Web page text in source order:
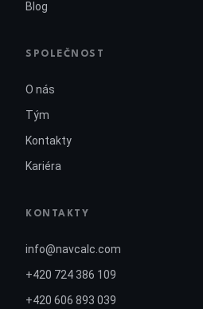
Blog
SPOLEČNOST
O nás
Tým
Kontakty
Kariéra
KONTAKTY
info@navcalc.com
+420 724 386 109
+420 606 893 039